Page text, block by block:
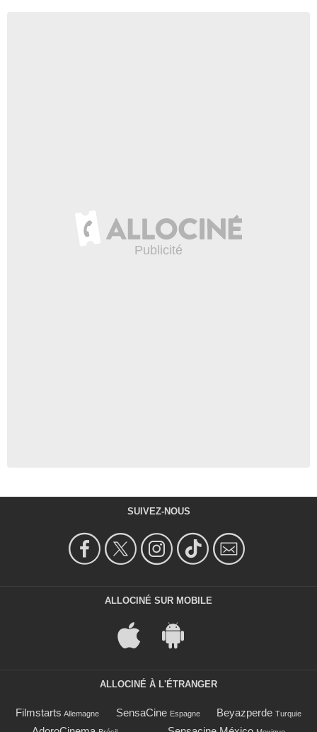
SUIVEZ-NOUS
ALLOCINÉ SUR MOBILE
ALLOCINÉ À L'ÉTRANGER
Filmstarts Allemagne SensaCine Espagne Beyazperde Turquie